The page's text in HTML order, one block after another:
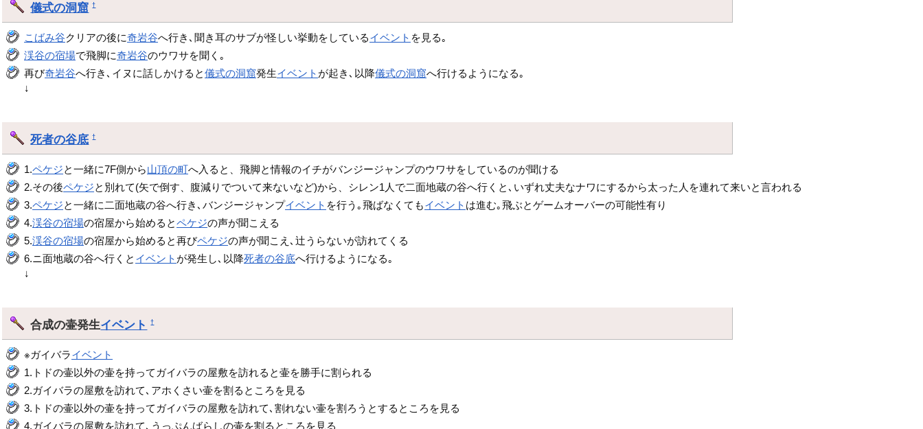
儀式の洞窟 †
こばみ谷クリアの後に奇岩谷へ行き､聞き耳のサブが怪しい挙動をしているイベント を見る｡
渓谷の宿場で飛脚に奇岩谷のウワサを聞く｡
再び奇岩谷へ行き､イヌに話しかけると儀式の洞窟発生イベント が起き､以降儀式の洞窟へ行けるようになる｡
↓
死者の谷底 †
1.ペケジと一緒に7F側から山頂の町へ入ると、飛脚と情報のイチがバンジージャンプのウワサをしているのが聞ける
2.その後ペケジと別れて(矢で倒す、腹減りでついて来ないなど)から、シレン1人で二面地蔵の谷へ行くと､いずれ丈夫なナワにするから太った人を連れて来いと言われる
3.ペケジと一緒に二面地蔵の谷へ行き､バンジージャンプイベント を行う｡飛ばなくてもイベント は進む｡飛ぶとゲームオーバーの可能性有り
4.渓谷の宿場の宿屋から始めるとペケジの声が聞こえる
5.渓谷の宿場の宿屋から始めると再びペケジの声が聞こえ､辻うらないが訪れてくる
6.ニ面地蔵の谷へ行くと イベント が発生し､以降死者の谷底へ行けるようになる｡
↓
合成の壷発生イベント †
※ガイバライベント
1.トドの壷以外の壷を持ってガイバラの屋敷を訪れると壷を勝手に割られる
2.ガイバラの屋敷を訪れて､アホくさい壷を割るところを見る
3.トドの壷以外の壷を持ってガイバラの屋敷を訪れて､割れない壷を割ろうとするところを見る
4.ガイバラの屋敷を訪れて､うっぷんばらしの壷を割るところを見る